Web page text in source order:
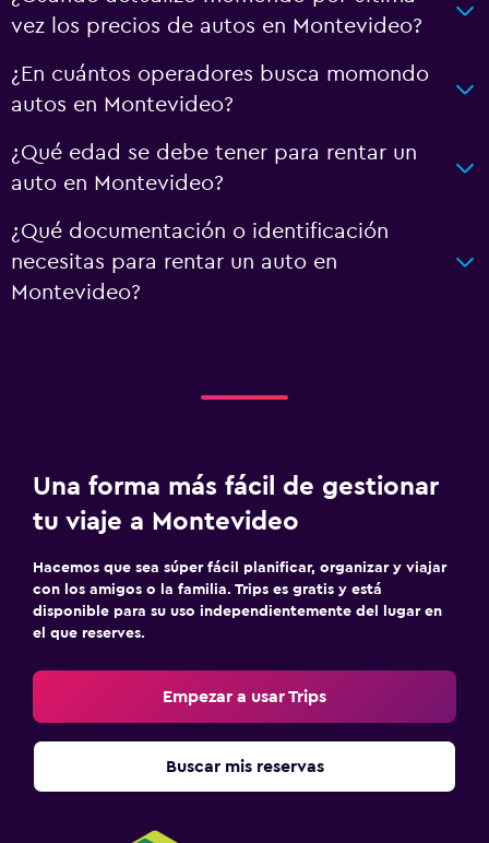
vez los precios de autos en Montevideo?
¿En cuántos operadores busca momondo
autos en Montevideo?
¿Qué edad se debe tener para rentar un
auto en Montevideo?
¿Qué documentación o identificación
necesitas para rentar un auto en
Montevideo?
Una forma más fácil de gestionar
tu viaje a Montevideo
Hacemos que sea súper fácil planificar, organizar y viajar
con los amigos o la familia. Trips es gratis y está
disponible para su uso independientemente del lugar en
el que reserves.
Empezar a usar Trips
Buscar mis reservas